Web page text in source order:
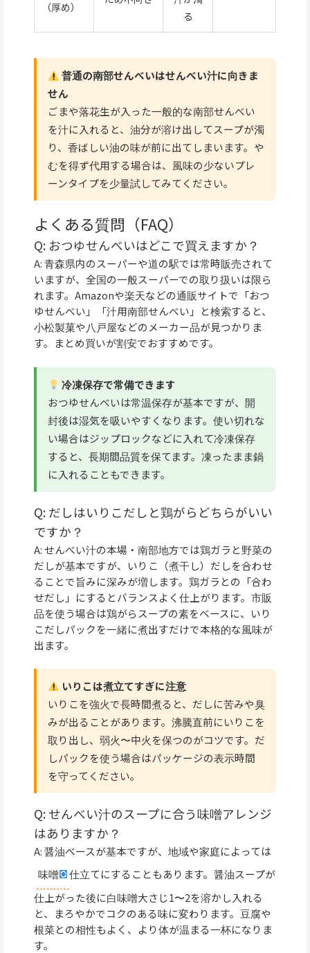
（厚め）
る
普通の南部せんべいはせんべい汁に向きま
せん
ごまや落花生が入った一般的な南部せんべい
を汁に入れると、油分が溶け出してスープが濁
り、香ばしい油の味が前に出てしまいます。や
むを得ず代用する場合は、風味の少ないプレ
ーンタイプを少量試してみてください。
よくある質問（FAQ）
Q: おつゆせんべいはどこで買えますか？
A: 青森県内のスーパーや道の駅では常時販売されて
いますが、全国の一般スーパーでの取り扱いは限ら
れます。Amazonや楽天などの通販サイトで「おつ
ゆせんべい」「汁用南部せんべい」と検索すると、
小松製菓や八戸屋などのメーカー品が見つかりま
す。まとめ買いが割安でおすすめです。
冷凍保存で常備できます
おつゆせんべいは常温保存が基本ですが、開
封後は湿気を吸いやすくなります。使い切れな
い場合はジップロックなどに入れて冷凍保存
すると、長期間品質を保てます。凍ったまま鍋
に入れることもできます。
Q: だしはいりこだしと鶏がらどちらがいい
ですか？
A: せんべい汁の本場・南部地方では鶏ガラと野菜の
だしが基本ですが、いりこ（煮干し）だしを合わせ
ることで旨みに深みが増します。鶏ガラとの「合わ
せだし」にするとバランスよく仕上がります。市販
品を使う場合は鶏がらスープの素をベースに、いり
こだしパックを一緒に煮出すだけで本格的な風味が
出ます。
いりこは煮立てすぎに注意
いりこを強火で長時間煮ると、だしに苦みや臭
みが出ることがあります。沸騰直前にいりこを
取り出し、弱火〜中火を保つのがコツです。だ
しパックを使う場合はパッケージの表示時間
を守ってください。
Q: せんべい汁のスープに合う味噌アレンジ
はありますか？
A: 醤油ベースが基本ですが、地域や家庭によっては
味噌
仕立てにすることもあります。醤油スープが
仕上がった後に白味噌大さじ1〜2を溶かし入れる
と、まろやかでコクのある味に変わります。豆腐や
根菜との相性もよく、より体が温まる一杯になりま
す。